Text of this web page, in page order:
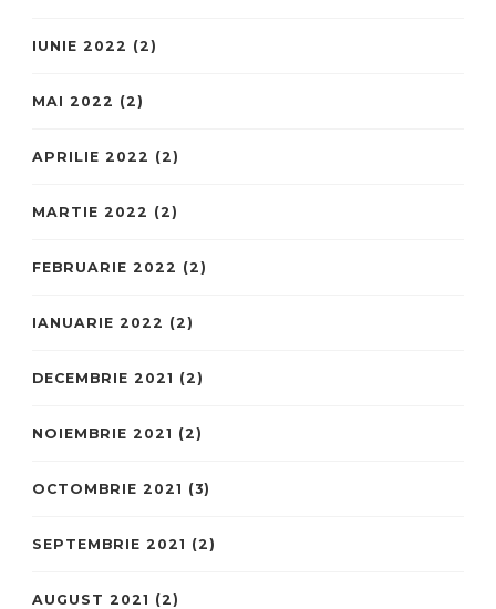
IUNIE 2022 (2)
MAI 2022 (2)
APRILIE 2022 (2)
MARTIE 2022 (2)
FEBRUARIE 2022 (2)
IANUARIE 2022 (2)
DECEMBRIE 2021 (2)
NOIEMBRIE 2021 (2)
OCTOMBRIE 2021 (3)
SEPTEMBRIE 2021 (2)
AUGUST 2021 (2)